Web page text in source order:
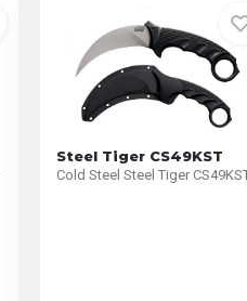
Steel Tiger CS49KST
Cold Steel Steel Tiger